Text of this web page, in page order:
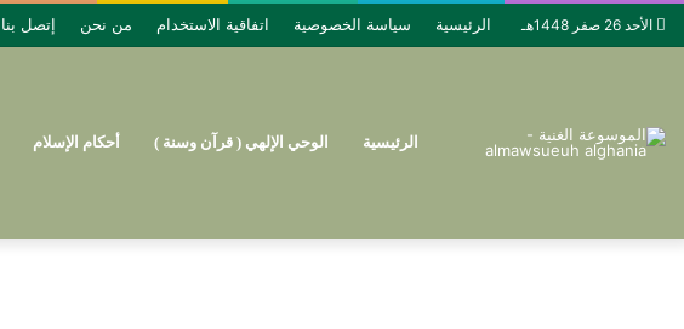
الأحد 26 صفر 1448هـ الرئيسية سياسة الخصوصية اتفاقية الاستخدام من نحن إتصل بنا
الرئيسية الوحي الإلهي ( قرآن وسنة ) أحكام الإسلام